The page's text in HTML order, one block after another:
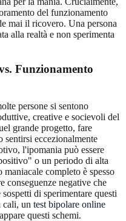
del funzionamento
mai il ricovero. Una persona
alla realtà e non sperimenta
Funzionamento
persone si sentono
creative e socievoli del
grande progetto, fare
sentirsi eccezionalmente
l'ipomania può essere
o un periodo di alta
completo è spesso
conseguenze negative che
di sperimentare questi
cali, un test bipolare online
questi schemi.